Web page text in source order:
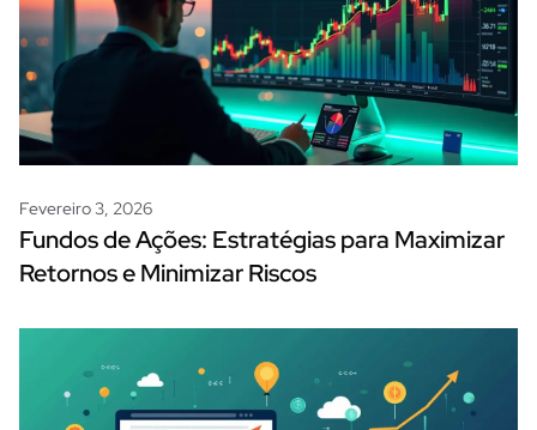
Fevereiro 3, 2026
Fundos de Ações: Estratégias para Maximizar
Retornos e Minimizar Riscos